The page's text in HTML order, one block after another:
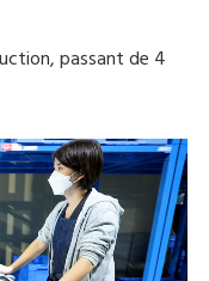
passant de 4